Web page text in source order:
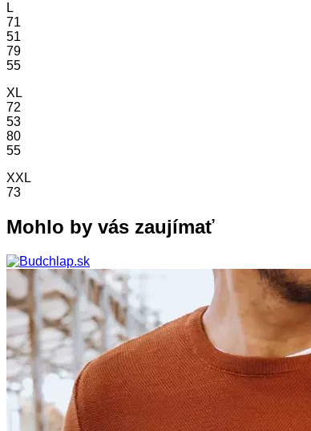
L
71
51
79
55
XL
72
53
80
55
XXL
73
Mohlo by vás zaujímať